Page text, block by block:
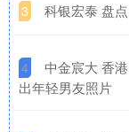
3 科银宏泰 盘
4
中金宸大 香
出年轻男友照片